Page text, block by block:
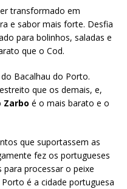
transformado em
e sabor mais forte. Desfia
para bolinhos, saladas e
que o Cod.
Bacalhau do Porto.
que os demais, e,
Zarbo é o mais barato e o
que suportassem as
fez os portugueses
processar o peixe
é a cidade portuguesa